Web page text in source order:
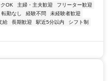
OK 主婦・主夫歓迎
フリーター歓迎
転勤なし 経験不問
未経験者歓迎
給 長期歓迎 駅近5分以内
シフト制